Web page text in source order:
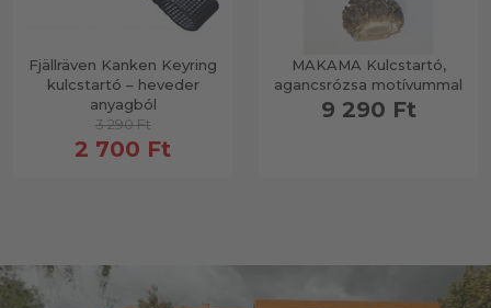
Fjällräven Kanken Keyring
kulcstartó – heveder
anyagból
3 290 Ft
2 700 Ft
MAKAMA Kulcstartó,
agancsrózsa motívummal
9 290 Ft